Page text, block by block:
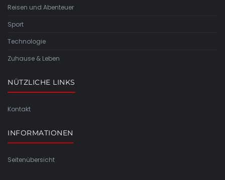
Reisen und Abenteuer
Sport
Technologie
Zuhause & Leben
NÜTZLICHE LINKS
Kontakt
INFORMATIONEN
Seitenübersicht